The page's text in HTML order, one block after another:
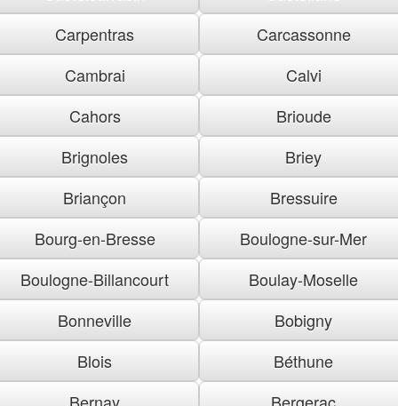
Carpentras
Carcassonne
Cambrai
Calvi
Cahors
Brioude
Brignoles
Briey
Briançon
Bressuire
Bourg-en-Bresse
Boulogne-sur-Mer
Boulogne-Billancourt
Boulay-Moselle
Bonneville
Bobigny
Blois
Béthune